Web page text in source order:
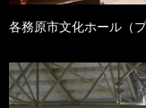
各務原市文化ホール（